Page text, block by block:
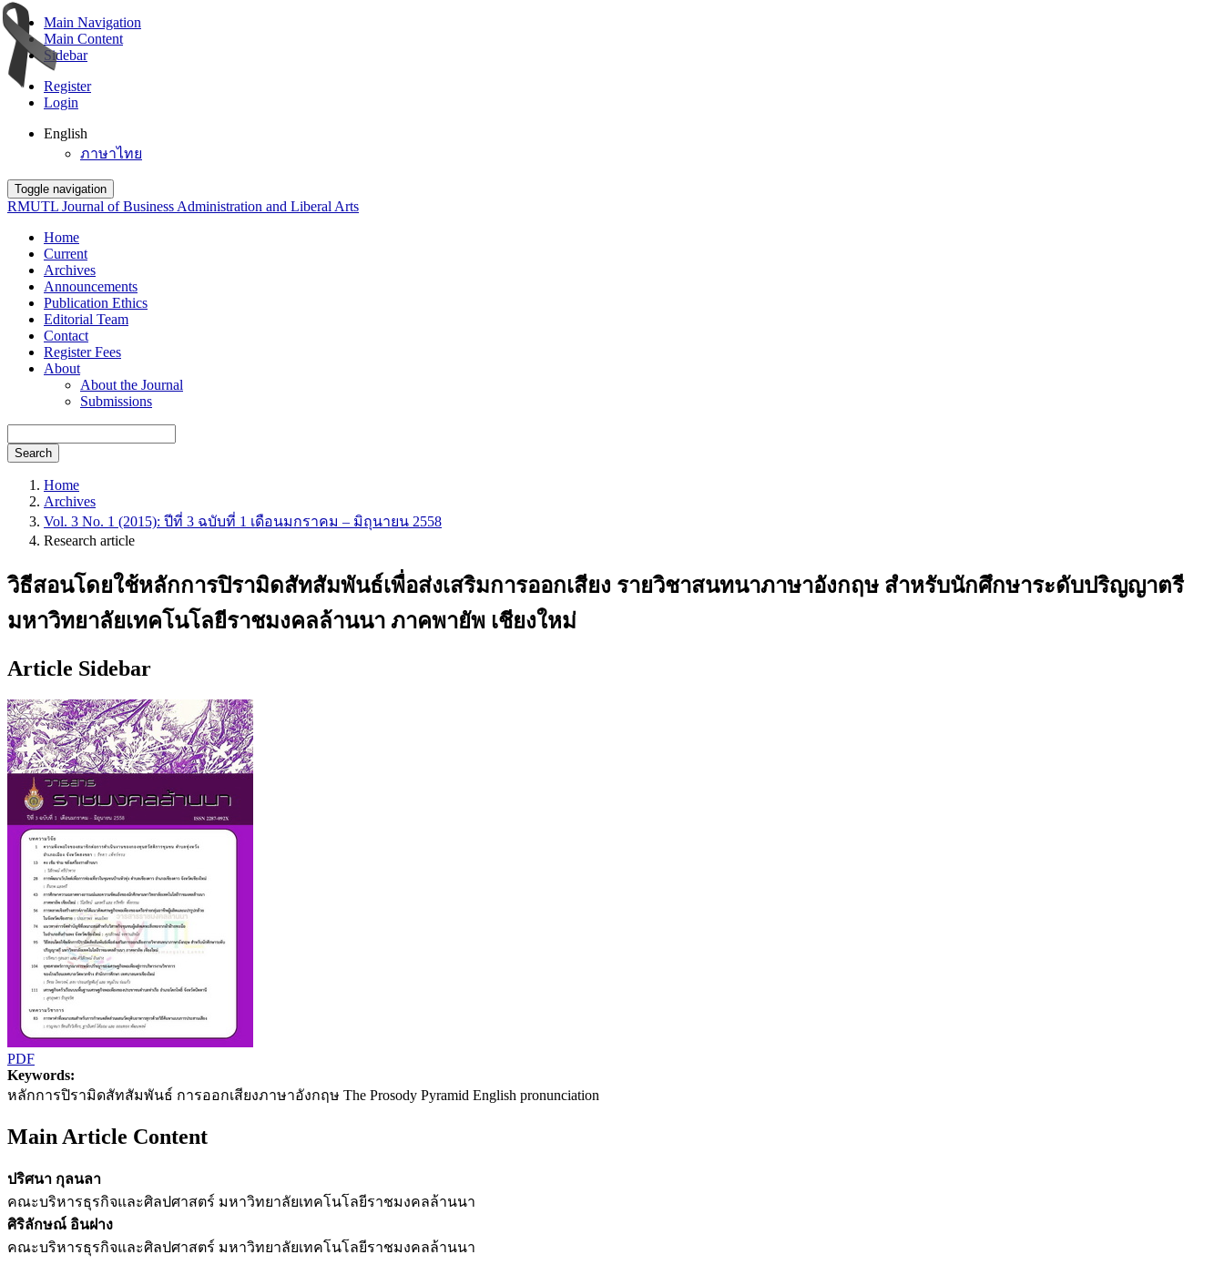
Main Navigation
Main Content
Sidebar
Register
Login
English
ภาษาไทย
Toggle navigation
RMUTL Journal of Business Administration and Liberal Arts
Home
Current
Archives
Announcements
Publication Ethics
Editorial Team
Contact
Register Fees
About
About the Journal
Submissions
Search
Home
Archives
Vol. 3 No. 1 (2015): ปีที่ 3 ฉบับที่ 1 เดือนมกราคม – มิถุนายน 2558
Research article
วิธีสอนโดยใช้หลักการปิรามิดสัทสัมพันธ์เพื่อส่งเสริมการออกเสียง รายวิชาสนทนาภาษาอังกฤษ สำหรับนักศึกษาระดับปริญญาตรี
มหาวิทยาลัยเทคโนโลยีราชมงคลล้านนา ภาคพายัพ เชียงใหม่
Article Sidebar
PDF
Keywords:
หลักการปิรามิดสัทสัมพันธ์ การออกเสียงภาษาอังกฤษ The Prosody Pyramid English pronunciation
Main Article Content
ปริศนา กุลนลา
คณะบริหารธุรกิจและศิลปศาสตร์ มหาวิทยาลัยเทคโนโลยีราชมงคลล้านนา
ศิริลักษณ์ อินฝาง
คณะบริหารธุรกิจและศิลปศาสตร์ มหาวิทยาลัยเทคโนโลยีราชมงคลล้านนา